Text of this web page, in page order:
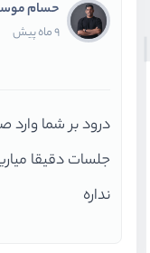
حسام
9 ماه پیش
درود بر شما
جلسات دقیقا
نداره